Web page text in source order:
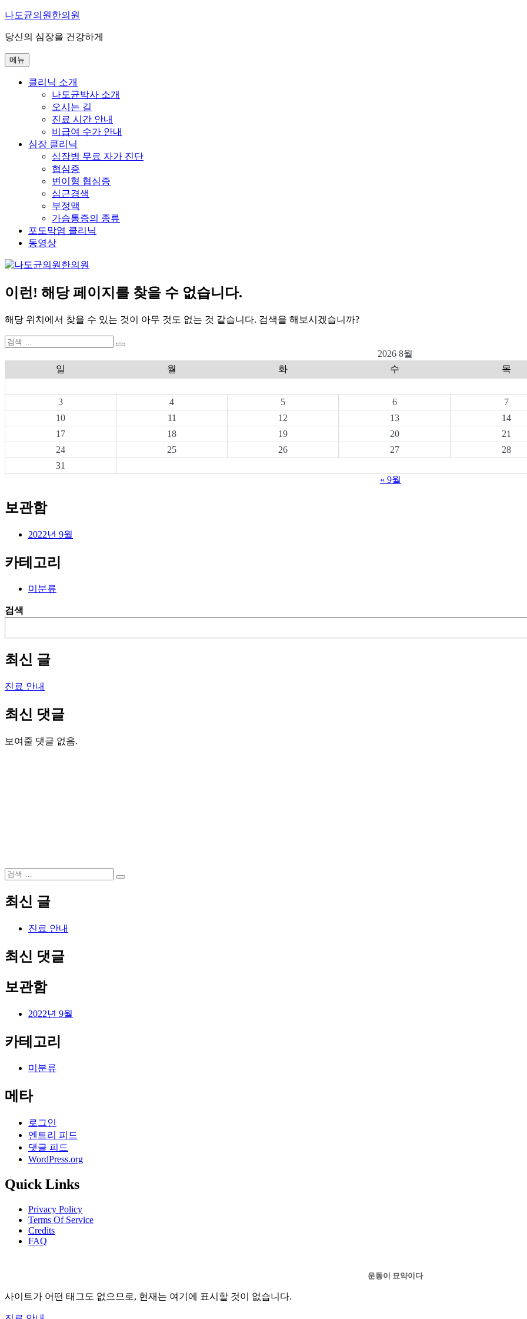
콘
츠
로
바
나도균의원한의원
당신의 심장을 건강하게
메뉴
클리닉 소개
나도균박사 소개
오시는 길
진료 시간 안내
비급여 수가 안내
심장 클리닉
심장병 무료 자가 진단
협심증
변이형 협심증
심근경색
부정맥
가슴통증의 종류
포도막염 클리닉
동영상
이런! 해당 페이지를 찾을 수 없습니다.
해당 위치에서 찾을 수 있는 것이 아무 것도 없는 것 같습니다. 검색을 해보시겠습니까?
검
검
색
2026 8월
일
월 화 수 목
3 4 5 6
7
10
11 12 13
14
17
18 19 20
21
24
25 26 27
28
31
« 9월
보관함
2022년 9월
카테고리
미분류
검색
최신 글
진료 안내
최신 댓글
보여줄 댓글 없음.
검
검
최신 글
진료 안내
최신 댓글
보관함
2022년 9월
카테고리
미분류
메타
로그인
엔트리 피드
댓글 피드
WordPress.org
Quick Links
Privacy Policy
Terms Of Service
Credits
FAQ
운동이 묘약이다
사이트가 어떤 태그도 없으므로, 현재는 여기에 표시할 것이 없습니다.